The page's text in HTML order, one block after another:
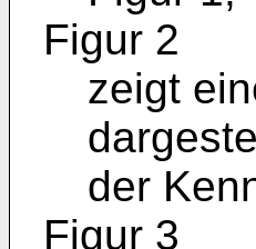
Figur 2
zeigt
der
Figur 3